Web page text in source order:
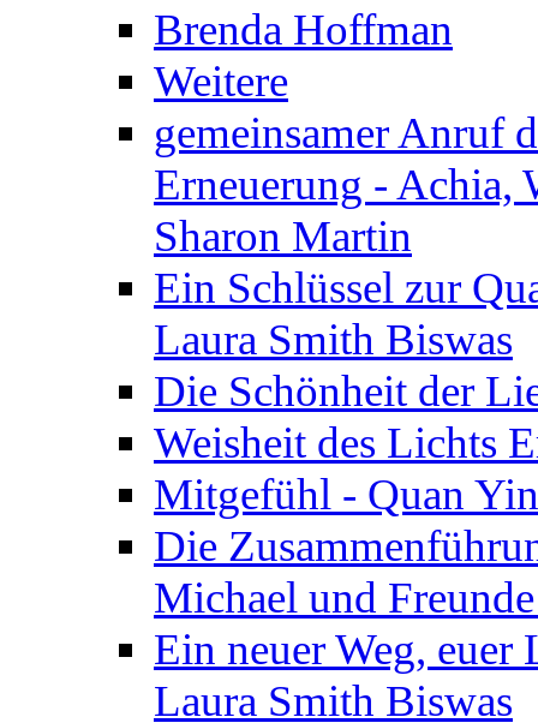
Brenda Hoffman
Weitere
gemeinsamer Anruf
Erneuerung - Achia,
Sharon Martin
Ein Schlüssel zur
Laura Smith Biswas
Die Schönheit der
Weisheit des Lichts
Mitgefühl - Quan
Die
Michael und
Ein neuer Weg, euer
Laura Smith Biswas